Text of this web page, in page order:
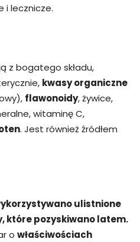
i lecznicze.
z bogatego składu,
kwasy organiczne
flawonoidy, żywice,
witaminę C,
. Jest również źródłem
ulistnione
które pozyskiwano latem.
o właściwościach